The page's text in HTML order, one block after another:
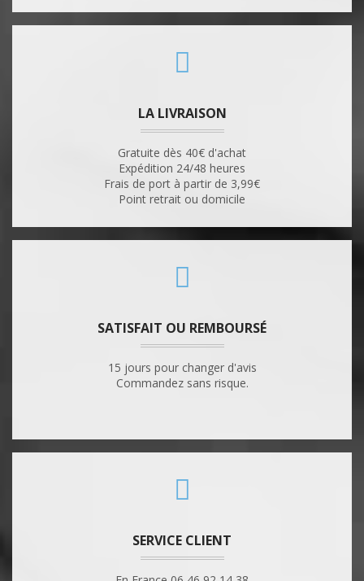
LA LIVRAISON
Gratuite dès 40€ d'achat
Expédition 24/48 heures
Frais de port à partir de 3,99€
Point retrait ou domicile
SATISFAIT OU REMBOURSÉ
15 jours pour changer d'avis
Commandez sans risque.
SERVICE CLIENT